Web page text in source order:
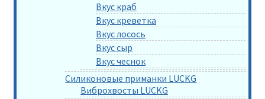
Вкус краб
Вкус креветка
Вкус лосось
Вкус сыр
Вкус чеснок
Силиконовые приманки LUCKG
Виброхвосты LUCKG